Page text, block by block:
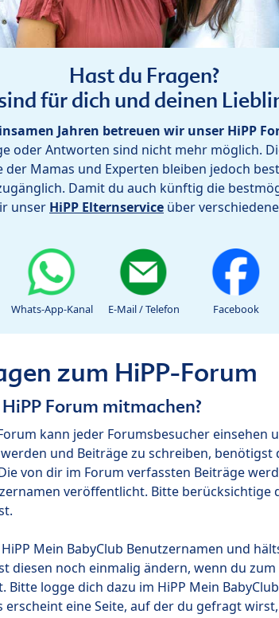
Hast du Fragen?
für dich und deinen
Jahren betreuen wir unser HiPP
oder Antworten sind nicht mehr möglich.
Mamas und Experten bleiben jedoch
Damit du auch künftig die
unser HiPP Elternservice über
Whats-App-Kanal E-Mail / Telefon Facebook
zum HiPP-Forum
Forum mitmachen?
kann jeder Forumsbesucher einsehen
und Beiträge zu schreiben, benötigst
von dir im Forum verfassten Beiträge
veröffentlicht. Bitte berücksichtige
Mein BabyClub Benutzernamen und
diesen noch einmalig ändern, wenn du
Bitte logge dich dazu im HiPP Mein
erscheint eine Seite, auf der du gefragt